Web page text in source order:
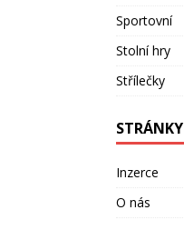
Sportovní
Stolní hry
Střílečky
STRÁNKY
Inzerce
O nás